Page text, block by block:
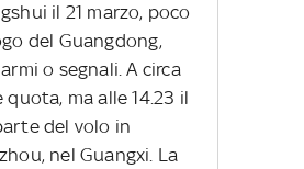
il 21 marzo, poco
del Guangdong,
o segnali. A circa
ma alle 14.23 il
del volo in
nel Guangxi. La